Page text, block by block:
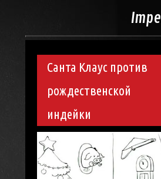
Санта Клаус против
рождественской
индейки